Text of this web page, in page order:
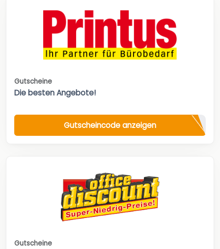
Gutscheine
Die besten Angebote!
Gutscheincode anzeigen
Gutscheine